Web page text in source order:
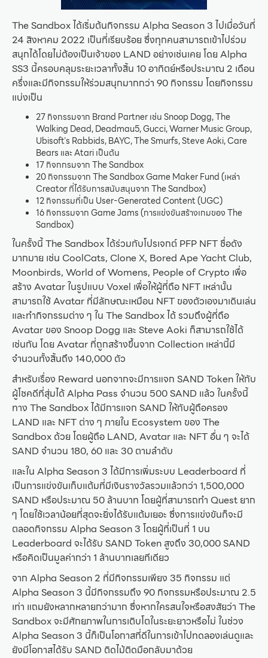
The Sandbox ได้เริ่มต้นกิจกรรม Alpha Season 3 ไปเมื่อวันที่
24 สิงหาคม 2022 เป็นที่เรียบร้อย ซึ่งทุกคนสามารถเข้าไปร่วม
สนุกได้โดยไม่ต้องเป็นเจ้าของ LAND อย่างเช่นเคย โดย Alpha
SS3 นี้ครอบคลุมระยะเวลาทั้งสิ้น 10 อาทิตย์หรือประมาณ 2 เดือน
ครึ่งและมีกิจกรรมให้ร่วมสนุกมากกว่า 90 กิจกรรม โดยกิจกรรม
แบ่งเป็น
27 กิจกรรมจาก Brand Partner เช่น Snoop Dogg, The
Walking Dead, Deadmau5, Gucci, Warner Music Group,
Ubisoft’s Rabbids, BAYC, The Smurfs, Steve Aoki, Care
Bears และ Atari เป็นต้น
17 กิจกกรมจาก The Sandbox
20 กิจกรรมจาก The Sandbox Game Maker Fund (เหล่า
Creator ที่ได้รับการสนับสนุนจาก The Sandbox)
12 กิจกรรมที่เป็น User-Generated Content (UGC)
16 กิจกรรมจาก Game Jams (การแข่งขันสร้างเกมของ The
Sandbox)
ในครั้งนี้ The Sandbox ได้ร่วมกับโปรเจกต์ PFP NFT ชื่อดัง
มากมาย เช่น CoolCats, Clone X, Bored Ape Yacht Club,
Moonbirds, World of Womens, People of Crypto เพื่อ
สร้าง Avatar ในรูปแบบ Voxel เพื่อให้ผู้ที่ถือ NFT เหล่านั้น
สามารถใช้ Avatar ที่มีลักษณะเหมือน NFT ของตัวเองมาเดินเล่น
และทำกิจกรรมต่าง ๆ ใน The Sandbox ได้ รวมถึงผู้ที่ถือ
Avatar ของ Snoop Dogg และ Steve Aoki ก็สามารถใช้ได้
เช่นกัน โดย Avatar ที่ถูกสร้างขึ้นจาก Collection เหล่านี้มี
จำนวนทั้งสิ้นถึง 140,000 ตัว
สำหรับเรื่อง Reward นอกจากจะมีการแจก SAND Token ให้กับ
ผู้โชคดีที่สุ่มได้ Alpha Pass จำนวน 500 SAND แล้ว ในครั้งนี้
ทาง The Sandbox ได้มีการแจก SAND ให้กับผู้ถือครอง
LAND และ NFT ต่าง ๆ ภายใน Ecosystem ของ The
Sandbox ด้วย โดยผู้ถือ LAND, Avatar และ NFT อื่น ๆ จะได้
SAND จำนวน 180, 60 และ 30 ตามลำดับ
และใน Alpha Season 3 ได้มีการเพิ่มระบบ Leaderboard ที่
เป็นการแข่งขันเก็บแต้มที่มีเงินรางวัลรวมแล้วกว่า 1,500,000
SAND หรือประมาณ 50 ล้านบาท โดยผู้ที่สามารถทำ Quest ยาก
ๆ โดยใช้เวลาน้อยที่สุดจะยิ่งได้รับแต้มเยอะ ซึ่งการแข่งขันก็จะมี
ตลอดกิจกรรม Alpha Season 3 โดยผู้ที่เป็นที่ 1 บน
Leaderboard จะได้รับ SAND Token สูงถึง 30,000 SAND
หรือคิดเป็นมูลค่ากว่า 1 ล้านบาทเลยทีเดียว
จาก Alpha Season 2 ที่มีกิจกรรมเพียง 35 กิจกรรม แต่
Alpha Season 3 นี้มีกิจกรรมถึง 90 กิจกรรมหรือประมาณ 2.5
เท่า แถมยังหลากหลายกว่ามาก ซึ่งหากใครสนใจหรือสงสัยว่า The
Sandbox จะมีศักยภาพในการเติบโตในระยะยาวหรือไม่ ในช่วง
Alpha Season 3 นี้ก็เป็นโอกาสที่ดีในการเข้าไปทดลองเล่นดูและ
ยังมีโอกาสได้รับ SAND ติดไม้ติดมือกลับมาด้วย